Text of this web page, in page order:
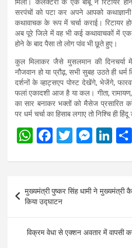
मिला। कलक्टरी के एक बाबू ने रिटायर
सरपंचों को पटा कर अपने आपको कथाज्ञानी
कथावाचक के रूप में चर्चा कराई। रिटायर
अब पूरे जिले में वह भी कई कथावाचकों में एक
होने के बाद पैसा तो लोग पांव भी छूते हुए।
कुल मिलाकर जैसे मुसलमान की दिनचर्या
नौजवान हो या प्रौढ़, सभी सुबह उठते ही
दर्शनों के व्हाट्सएप पोस्ट देखेंगे, भेजेंगे,
फलां एकादशी आज है या कल। गीता, रामायण,
का सार बनाकर भक्तों को मैसेज प्रसारित
पर धर्म चर्चा का हिसाब लगाए तो निश्चि ही
W
at
s
A
p
p
F
ce
o
o
k
T
tt
er
M
se
n
g
er
Li
ke
dI
n
navigation
मुख्यमंत्री पुष्कर सिंह धामी ने मुख्यमंत्री
किया उद्घाटन
विक्रम वेधा से एक्शन अवतार में